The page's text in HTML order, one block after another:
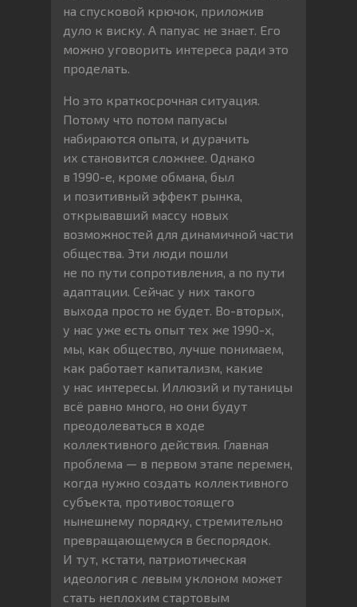
на спусковой крючок, приложив
дуло к виску. А папуас не знает. Его
можно уговорить интереса ради это
проделать.
Но это краткосрочная ситуация.
Потому что потом папуасы
набираются опыта, и дурачить
их становится сложнее. Однако
в 1990-е, кроме обмана, был
и позитивный эффект рынка,
открывавший массу новых
возможностей для динамичной части
общества. Эти люди пошли
не по пути сопротивления, а по пути
адаптации. Сейчас у них такого
выхода просто не будет. Во-вторых,
у нас уже есть опыт тех же 1990-х,
мы, как общество, лучше понимаем,
как работает капитализм, какие
у нас интересы. Иллюзий и путаницы
всё равно много, но они будут
преодолеваться в ходе
коллективного действия. Главная
проблема — в первом этапе перемен,
когда нужно создать коллективного
субъекта, противостоящего
нынешнему порядку, стремительно
превращающемуся в беспорядок.
И тут, кстати, патриотическая
идеология с левым уклоном может
стать неплохим стартовым